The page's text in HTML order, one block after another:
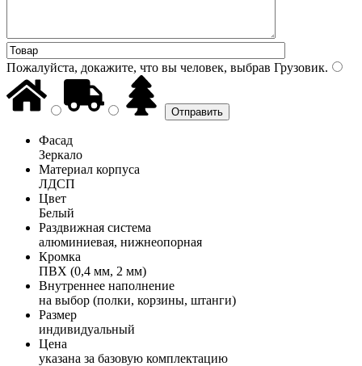
Пожалуйста, докажите, что вы человек, выбрав Грузовик.
Фасад
Зеркало
Материал корпуса
ЛДСП
Цвет
Белый
Раздвижная система
алюминиевая, нижнеопорная
Кромка
ПВХ (0,4 мм, 2 мм)
Внутреннее наполнение
на выбор (полки, корзины, штанги)
Размер
индивидуальный
Цена
указана за базовую комплектацию